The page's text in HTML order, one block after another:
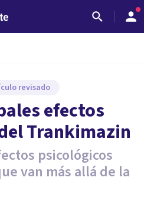
revisado
efectos
Trankimazin
psicológicos
van más allá de la